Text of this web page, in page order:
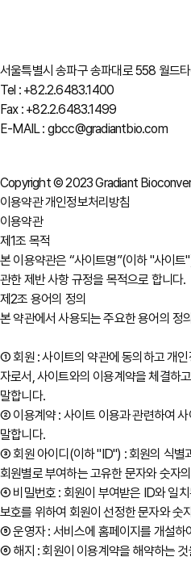
서울특별시 송파구 송파대로 558 월드
Tel : +82.2.6483.1400
Fax : +82.2.6483.1499
E-MAIL : gbcc@gradiantbio.com
Copyright © 2023 Gradiant
이용약관개인정보처리방침
이용약관
제1조 목적
본 이용약관은 “사이트명”(이하 "사이
관한 제반 사항 규정을 목적으로 합니다.
제2조 용어의 정의
본 약관에서 사용되는 주요한 용어의 정
① 회원 : 사이트의 약관에 동의하고 개
자로서, 사이트와의 이용계약을 체결하
말합니다.
② 이용계약 : 사이트 이용과 관련하여
말합니다.
③ 회원 아이디(이하 "ID") : 회원의 식별
회원별로 부여하는 고유한 문자와 숫자
④ 비밀번호 : 회원이 부여받은 ID와 일
보호를 위하여 회원이 선정한 문자와 숫
⑤ 운영자 : 서비스에 홈페이지를 개설하
⑥ 해지 : 회원이 이용계약을 해약하는 것